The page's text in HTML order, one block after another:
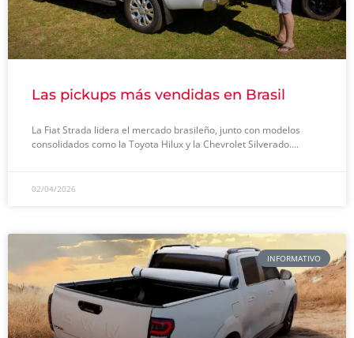
Las pickups más vendidas en Brasil
La Fiat Strada lidera el mercado brasileño, junto con modelos
consolidados como la Toyota Hilux y la Chevrolet Silverado….
02/04/2026
INFORMATIVO